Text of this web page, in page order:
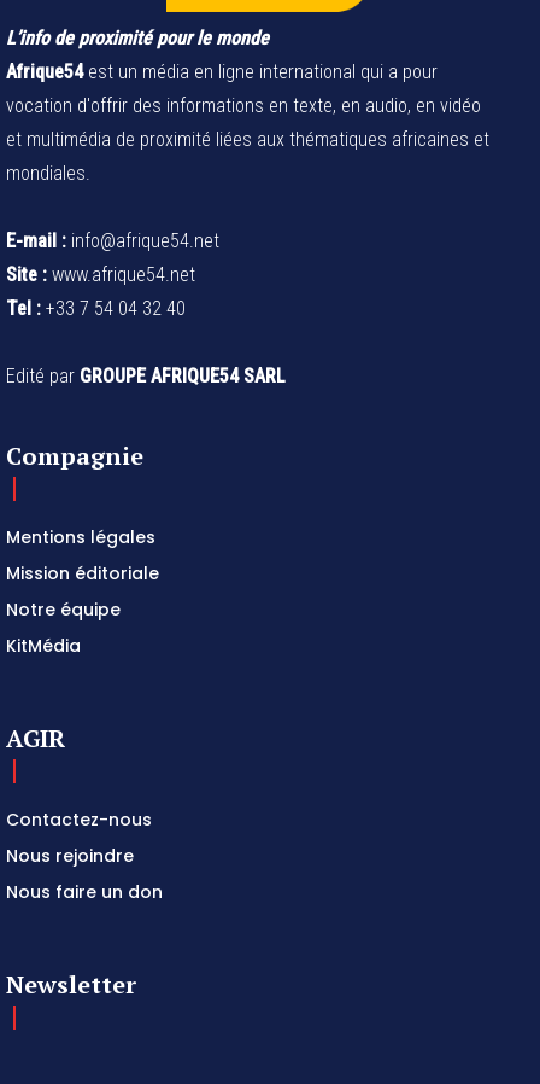
L’info de proximité pour le monde
Afrique54est un média en ligne international qui a pour
vocation d'offrir des informations en texte, en audio, en vidéo
et multimédia de proximité liées aux thématiques africaines et
mondiales.
E-mail : info@afrique54.net
Site : www.afrique54.net
Tel : +33 7 54 04 32 40
Edité par GROUPE AFRIQUE54 SARL
Compagnie
Mentions légales
Mission éditoriale
Notre équipe
KitMédia
AGIR
Contactez-nous
Nous rejoindre
Nous faire un don
Newsletter